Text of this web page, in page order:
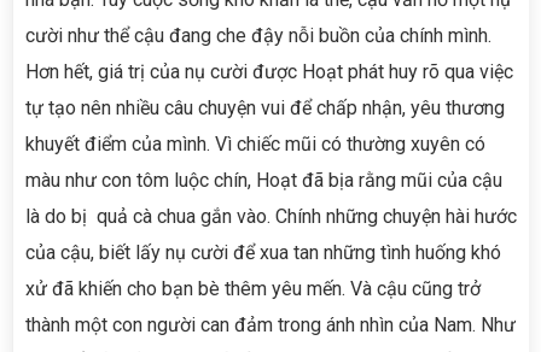
cười như thể cậu đang che đậy nỗi buồn của chính mình.
Hơn hết, giá trị của nụ cười được Hoạt phát huy rõ qua việc
tự tạo nên nhiều câu chuyện vui để chấp nhận, yêu thương
khuyết điểm của mình. Vì chiếc mũi có thường xuyên có
màu như con tôm luộc chín, Hoạt đã bịa rằng mũi của cậu
là do bị quả cà chua gắn vào. Chính những chuyện hài hước
của cậu, biết lấy nụ cười để xua tan những tình huống khó
xử đã khiến cho bạn bè thêm yêu mến. Và cậu cũng trở
thành một con người can đảm trong ánh nhìn của Nam. Như